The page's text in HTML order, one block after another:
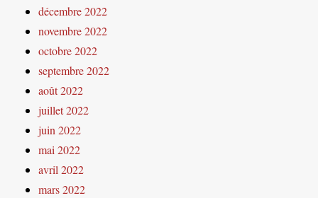
décembre 2022
novembre 2022
octobre 2022
septembre 2022
août 2022
juillet 2022
juin 2022
mai 2022
avril 2022
mars 2022